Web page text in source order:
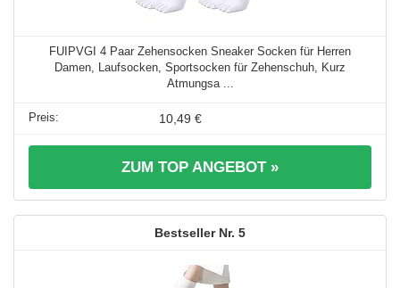
FUIPVGI 4 Paar Zehensocken Sneaker Socken für Herren
Damen, Laufsocken, Sportsocken für Zehenschuh, Kurz
Atmungsa ...
10,49 €
ZUM TOP ANGEBOT »
5